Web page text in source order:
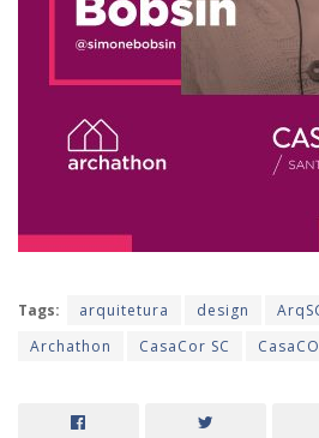
Tags: arquitetura design
Archathon
CasaCor SC